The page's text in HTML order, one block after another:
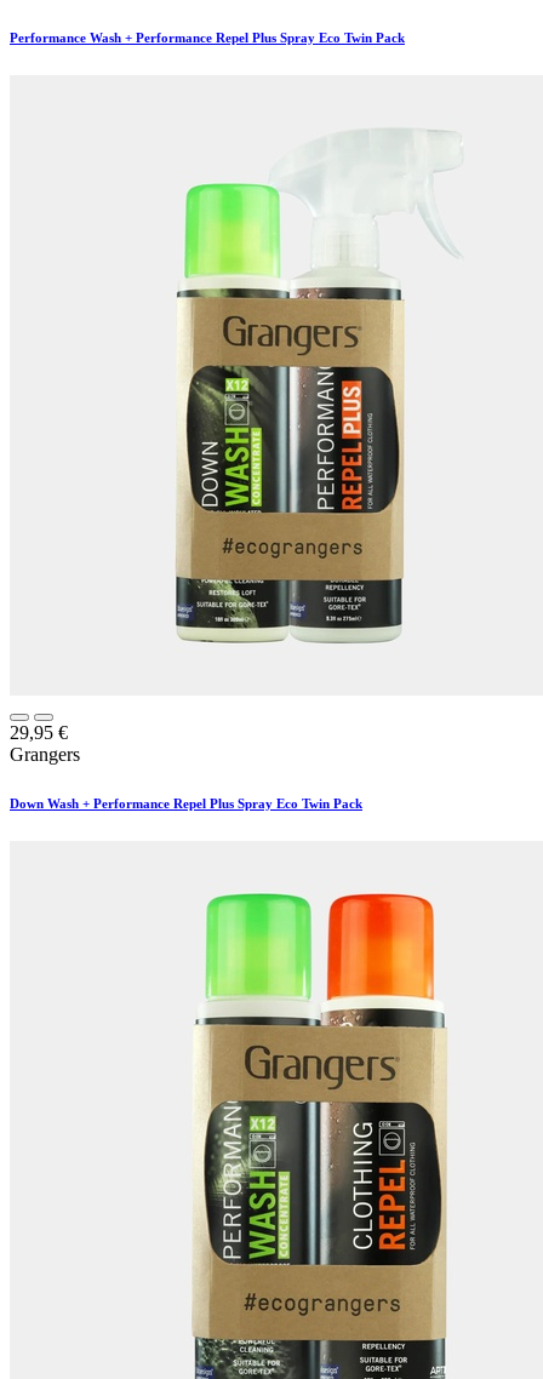
Performance Wash + Performance Repel Plus Spray Eco Twin Pack
29,95 €
Grangers
Down Wash + Performance Repel Plus Spray Eco Twin Pack